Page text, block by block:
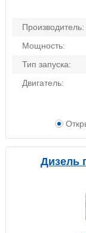
Производитель:
Мощность:
Тип запуска:
Двигатель:
Дизель